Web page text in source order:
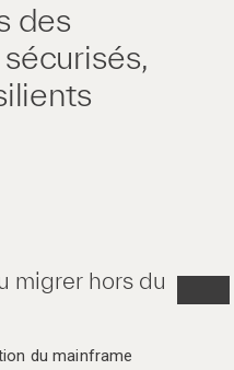
des
migrer hors du
du mainframe